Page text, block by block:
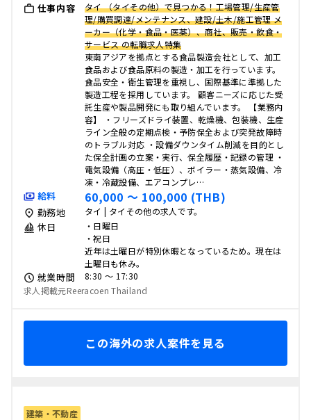
仕事内容
タイ （タイその他）で見つかる！工場管理/生産管
理/購買調達/メンテナンス、建設/土木/施工管理 メ
ーカー（化学・食品・医薬）、商社、販売・飲食・
サービス の転職求人特集
東南アジアを拠点とする食品製造会社として、加工
食品および食品原料の製造・加工を行っています。
食品安全・衛生管理を重視し、国際基準に準拠した
製造工程を採用しています。 顧客ニーズに応じた受
託生産や製品開発にも取り組んでいます。 【業務内
容】 ・フリーズドライ装置、乾燥機、包装機、生産
ライン全般の定期点検・予防保全および突発故障時
のトラブル対応 ・設備ダウンタイム削減を目的とし
た保全計画の立案・実行、保全履歴・記録の管理 ・
電気設備（高圧・低圧）、ボイラー・蒸気設備、冷
凍・冷蔵設備、エアコンプレ…
給料 60,000 〜 100,000 (THB)
勤務地 タイ | タイその他の求人です。
休日
・日曜日
・祝日
近年は土曜日が特別休暇となっているため。現在は
土曜日も休み。
就業時間
8:30 〜 17:30
求人掲載元Reeracoen Thailand
この海外の求人案件を見る
建築・不動産